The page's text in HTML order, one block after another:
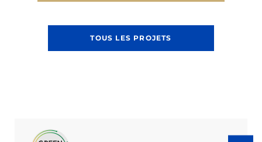
TOUS LES PROJETS